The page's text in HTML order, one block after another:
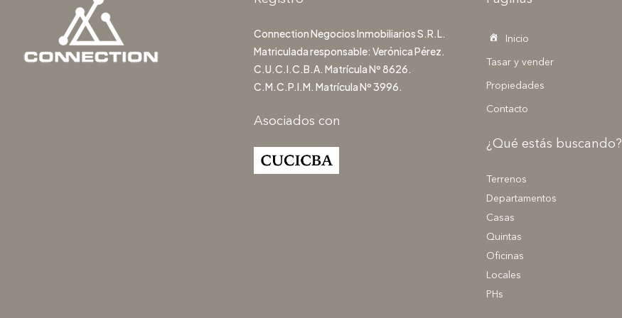
Connection Negocios Inmobiliarios S.R.L.
Matriculada responsable: Verónica Pérez.
C.U.C.I.C.B.A. Matrícula Nº 8626.
C.M.C.P.I.M. Matrícula Nº 3996.
Asociados con
Inicio
Tasar y vender
Propiedades
Contacto
¿Qué estás buscando?
Terrenos
Departamentos
Casas
Quintas
Oficinas
Locales
PHs